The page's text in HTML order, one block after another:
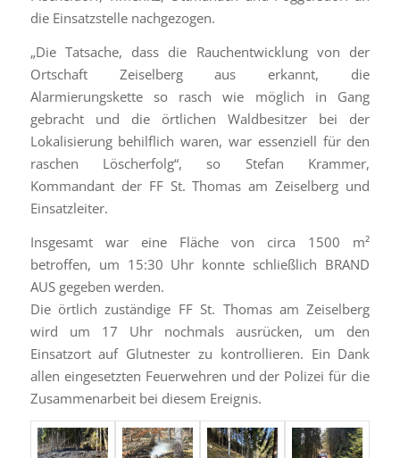
die Einsatzstelle nachgezogen.
„Die Tatsache, dass die Rauchentwicklung von der
Ortschaft Zeiselberg aus erkannt, die
Alarmierungskette so rasch wie möglich in Gang
gebracht und die örtlichen Waldbesitzer bei der
Lokalisierung behilflich waren, war essenziell für den
raschen Löscherfolg“, so Stefan Krammer,
Kommandant der FF St. Thomas am Zeiselberg und
Einsatzleiter.
Insgesamt war eine Fläche von circa 1500 m²
betroffen, um 15:30 Uhr konnte schließlich BRAND
AUS gegeben werden.
Die örtlich zuständige FF St. Thomas am Zeiselberg
wird um 17 Uhr nochmals ausrücken, um den
Einsatzort auf Glutnester zu kontrollieren. Ein Dank
allen eingesetzten Feuerwehren und der Polizei für die
Zusammenarbeit bei diesem Ereignis.